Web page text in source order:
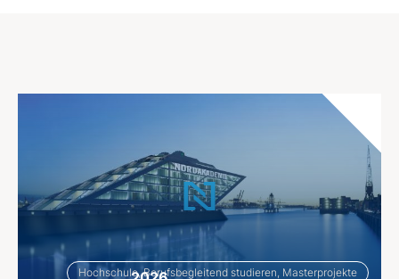
Hochschule, Berufsbegleitend studieren, Masterprojekte